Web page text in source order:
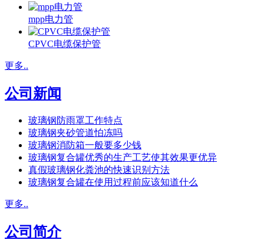
mpp电力管
CPVC电缆保护管
更多..
公司新闻
玻璃钢防雨罩工作特点
玻璃钢夹砂管道怕冻吗
玻璃钢消防箱一般要多少钱
玻璃钢复合罐优秀的生产工艺使其效果更优异
真假玻璃钢化粪池的快速识别方法
玻璃钢复合罐在使用过程前应该知道什么
更多..
公司简介